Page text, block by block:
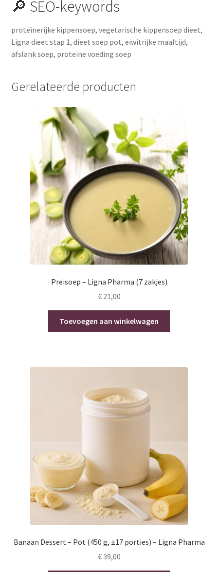
🔎 SEO-keywords
proteïnerijke kippensoep, vegetarische kippensoep dieet,
Ligna dieet stap 1, dieet soep pot, eiwitrijke maaltijd,
afslank soep, proteïne voeding soep
Gerelateerde producten
Preisoep – Ligna Pharma (7 zakjes)
€21,00
Toevoegen aan winkelwagen
Banaan Dessert – Pot (450 g, ±17 porties) – Ligna Pharma
€39,00